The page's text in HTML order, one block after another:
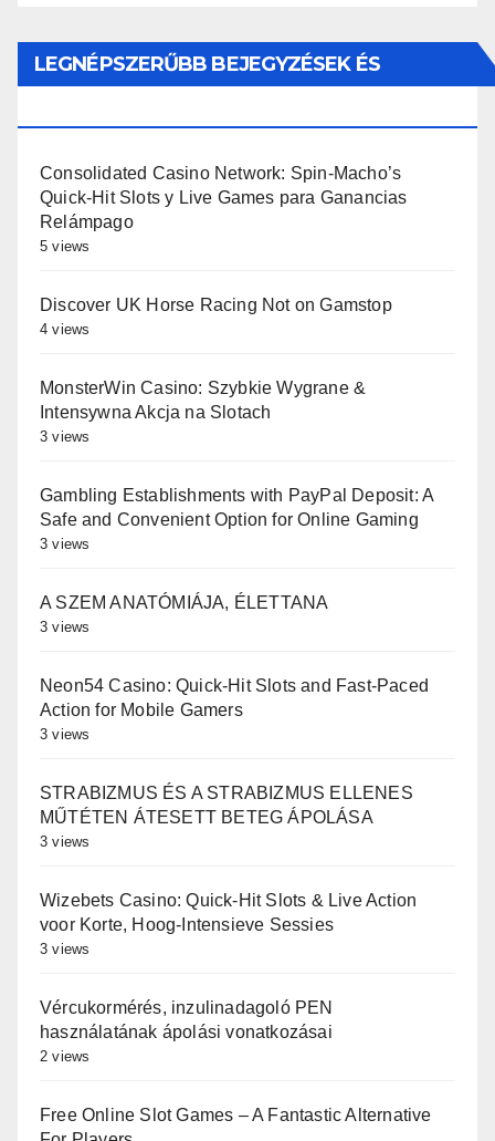
LEGNÉPSZERŰBB BEJEGYZÉSEK ÉS
Consolidated Casino Network: Spin-Macho’s
Quick‑Hit Slots y Live Games para Ganancias
Relámpago
5 views
Discover UK Horse Racing Not on Gamstop
4 views
MonsterWin Casino: Szybkie Wygrane &
Intensywna Akcja na Slotach
3 views
Gambling Establishments with PayPal Deposit: A
Safe and Convenient Option for Online Gaming
3 views
A SZEM ANATÓMIÁJA, ÉLETTANA
3 views
Neon54 Casino: Quick‑Hit Slots and Fast‑Paced
Action for Mobile Gamers
3 views
STRABIZMUS ÉS A STRABIZMUS ELLENES
MŰTÉTEN ÁTESETT BETEG ÁPOLÁSA
3 views
Wizebets Casino: Quick‑Hit Slots & Live Action
voor Korte, Hoog‑Intensieve Sessies
3 views
Vércukormérés, inzulinadagoló PEN
használatának ápolási vonatkozásai
2 views
Free Online Slot Games – A Fantastic Alternative